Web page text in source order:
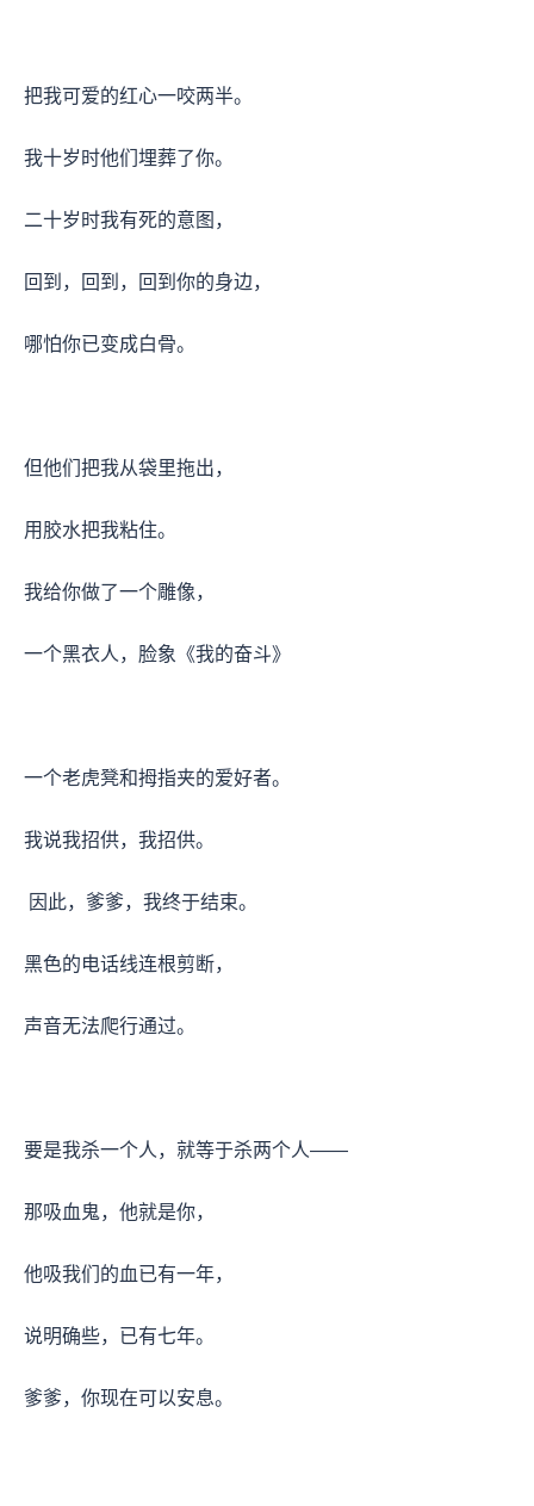
把我可爱的红心一咬两半。
我十岁时他们埋葬了你。
二十岁时我有死的意图，
回到，回到，回到你的身边，
哪怕你已变成白骨。
但他们把我从袋里拖出，
用胶水把我粘住。
我给你做了一个雕像，
一个黑衣人，脸象《我的奋斗》
一个老虎凳和拇指夹的爱好者。
我说我招供，我招供。
因此，爹爹，我终于结束。
黑色的电话线连根剪断，
声音无法爬行通过。
要是我杀一个人，就等于杀两个人——
那吸血鬼，他就是你，
他吸我们的血已有一年，
说明确些，已有七年。
爹爹，你现在可以安息。